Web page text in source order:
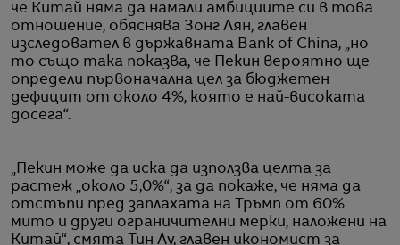
че Китай няма да намали амбициите си в това
отношение, обяснява Зонг Лян, главен
изследовател в държавната Bank of China, „но
то също така показва, че Пекин вероятно ще
определи първоначална цел за бюджетен
дефицит от около 4%, която е най-високата
досега“.
„Пекин може да иска да използва целта за
растеж „около 5,0%“, за да покаже, че няма да
отстъпи пред заплахата на Тръмп от 60%
мито и други ограничителни мерки, наложени на
Китай“, смята Тин Лу, главен икономист за